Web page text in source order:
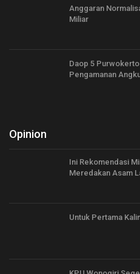
Anggaran
Miliar
Daop 5
Pengamanan
Opinion
Ini Rekomendasi
Meredakan Asam
Untuk Pertama